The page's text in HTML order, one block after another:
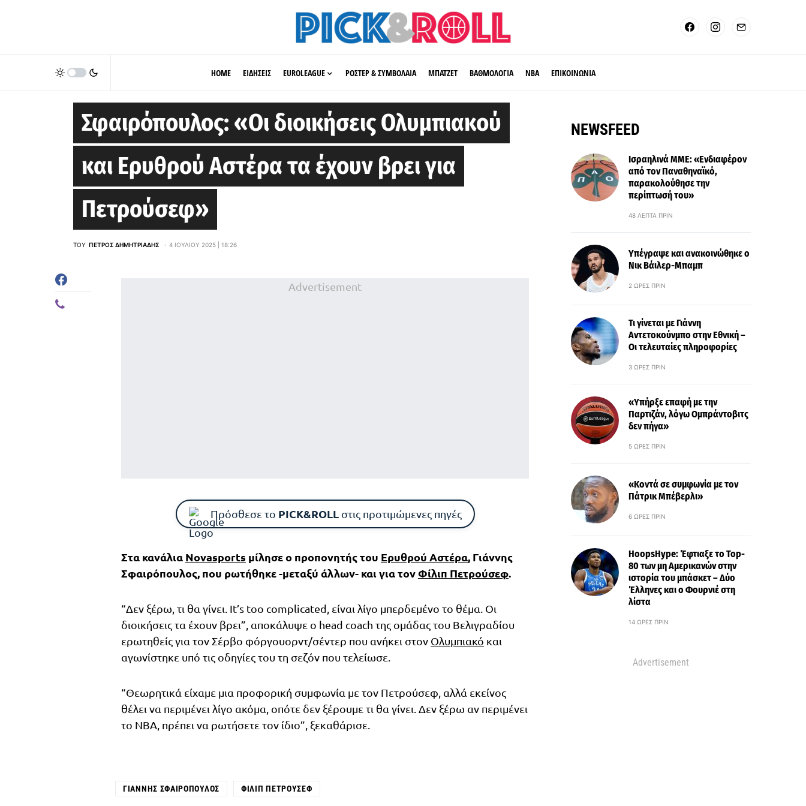
HOME ΕΙΔΗΣΕΙΣ EUROLEAGUE ΡΟΣΤΕΡ & ΣΥΜΒΟΛΑΙΑ ΜΠΑΤΖΕΤ ΒΑΘΜΟΛΟΓΙΑ ΝΒΑ ΕΠΙΚΟΙΝΩΝΙΑ
Σφαιρόπουλος: «Οι διοικήσεις Ολυμπιακού
και Ερυθρού Αστέρα τα έχουν βρει για
Πετρούσεφ»
ΤΟΥ ΠΈΤΡΟΣ ΔΗΜΗΤΡΙΆΔΗΣ 4 ΙΟΥΛΊΟΥ 2025 | 18:26
Advertisement
Πρόσθεσε το PICK&ROLLστις προτιμώμενες πηγές
Στα κανάλια Novasports μίλησε ο προπονητής του Ερυθρού Αστέρα, Γιάννης
Σφαιρόπουλος, που ρωτήθηκε -μεταξύ άλλων- και για τονΦίλιπ Πετρούσεφ.
“Δεν ξέρω, τι θα γίνει. It’s too complicated, είναι λίγο μπερδεμένο το θέμα. Οι
διοικήσεις τα έχουν βρει”, αποκάλυψε ο head coach της ομάδας του Βελιγραδίου
ερωτηθείς για τον Σέρβο φόργουορντ/σέντερ που ανήκει στον Ολυμπιακό και
αγωνίστηκε υπό τις οδηγίες του τη σεζόν που τελείωσε.
“Θεωρητικά είχαμε μια προφορική συμφωνία με τον Πετρούσεφ, αλλά εκείνος
θέλει να περιμένει λίγο ακόμα, οπότε δεν ξέρουμε τι θα γίνει. Δεν ξέρω αν περιμένει
το ΝΒΑ, πρέπει να ρωτήσετε τον ίδιο”, ξεκαθάρισε.
ΓΙΆΝΝΗΣ ΣΦΑΙΡΌΠΟΥΛΟΣ ΦΊΛΙΠ ΠΕΤΡΟΎΣΕΦ
NEWSFEED
Ισραηλινά ΜΜΕ: «Ενδιαφέρον
από τον Παναθηναϊκό,
παρακολούθησε την
περίπτωσή του»
48 ΛΕΠΤΆ ΠΡΙΝ
Υπέγραψε και ανακοινώθηκε ο
Νικ Βάιλερ-Μπαμπ
2 ΏΡΕΣ ΠΡΙΝ
Τι γίνεται με Γιάννη
Αντετοκούνμπο στην Εθνική –
Οι τελευταίες πληροφορίες
3 ΏΡΕΣ ΠΡΙΝ
«Υπήρξε επαφή με την
Παρτιζάν, λόγω Ομπράντοβιτς
δεν πήγα»
5 ΏΡΕΣ ΠΡΙΝ
«Κοντά σε συμφωνία με τον
Πάτρικ Μπέβερλι»
6 ΏΡΕΣ ΠΡΙΝ
HoopsHype: Έφτιαξε το Top-
80 των μη Αμερικανών στην
ιστορία του μπάσκετ – Δύο
Έλληνες και ο Φουρνιέ στη
λίστα
14 ΏΡΕΣ ΠΡΙΝ
Advertisement